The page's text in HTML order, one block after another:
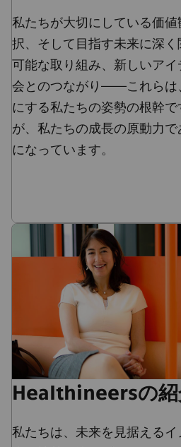
私たちが大切にしている価
択、そして目指す未来に深
可能な取り組み、新しいア
会とのつながり——これらは
にする私たちの姿勢の根幹
が、私たちの成長の原動力
になっています。
Healthineersの
私たちは、未来を見据える